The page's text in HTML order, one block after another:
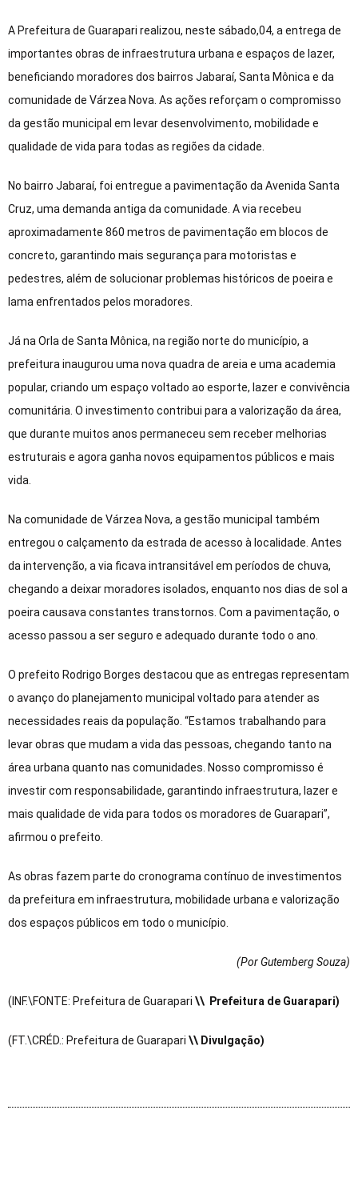
A Prefeitura de Guarapari realizou, neste sábado,04, a entrega de
importantes obras de infraestrutura urbana e espaços de lazer,
beneficiando moradores dos bairros Jabaraí, Santa Mônica e da
comunidade de Várzea Nova. As ações reforçam o compromisso
da gestão municipal em levar desenvolvimento, mobilidade e
qualidade de vida para todas as regiões da cidade.
No bairro Jabaraí, foi entregue a pavimentação da Avenida Santa
Cruz, uma demanda antiga da comunidade. A via recebeu
aproximadamente 860 metros de pavimentação em blocos de
concreto, garantindo mais segurança para motoristas e
pedestres, além de solucionar problemas históricos de poeira e
lama enfrentados pelos moradores.
Já na Orla de Santa Mônica, na região norte do município, a
prefeitura inaugurou uma nova quadra de areia e uma academia
popular, criando um espaço voltado ao esporte, lazer e convivência
comunitária. O investimento contribui para a valorização da área,
que durante muitos anos permaneceu sem receber melhorias
estruturais e agora ganha novos equipamentos públicos e mais
vida.
Na comunidade de Várzea Nova, a gestão municipal também
entregou o calçamento da estrada de acesso à localidade. Antes
da intervenção, a via ficava intransitável em períodos de chuva,
chegando a deixar moradores isolados, enquanto nos dias de sol a
poeira causava constantes transtornos. Com a pavimentação, o
acesso passou a ser seguro e adequado durante todo o ano.
O prefeito Rodrigo Borges destacou que as entregas representam
o avanço do planejamento municipal voltado para atender as
necessidades reais da população. “Estamos trabalhando para
levar obras que mudam a vida das pessoas, chegando tanto na
área urbana quanto nas comunidades. Nosso compromisso é
investir com responsabilidade, garantindo infraestrutura, lazer e
mais qualidade de vida para todos os moradores de Guarapari”,
afirmou o prefeito.
As obras fazem parte do cronograma contínuo de investimentos
da prefeitura em infraestrutura, mobilidade urbana e valorização
dos espaços públicos em todo o município.
(Por Gutemberg Souza)
(INF.\FONTE: Prefeitura de Guarapari \\ Prefeitura de Guarapari)
(FT.\CRÉD.: Prefeitura de Guarapari \\ Divulgação)